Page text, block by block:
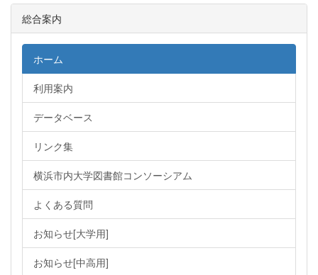
総合案内
ホーム
利用案内
データベース
リンク集
横浜市内大学図書館コンソーシアム
よくある質問
お知らせ[大学用]
お知らせ[中高用]